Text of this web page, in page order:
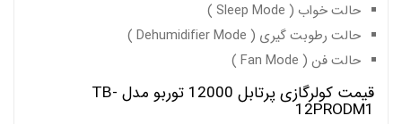
حالت خواب ( Sleep Mode )
حالت رطوبت گیری ( Dehumidifier Mode )
حالت فن ( Fan Mode )
قیمت کولرگازی پرتابل 12000 توربو مدل TB-
12PRODM1